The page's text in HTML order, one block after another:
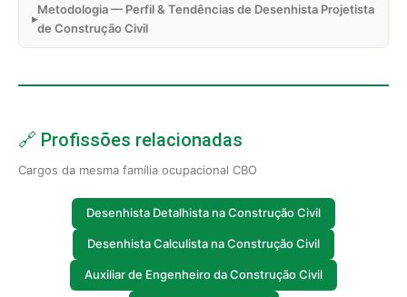
Metodologia — Perfil & Tendências de Desenhista Projetista
de Construção Civil
🔗 Profissões relacionadas
Cargos da mesma família ocupacional CBO
Desenhista Detalhista na Construção Civil
Desenhista Calculista na Construção Civil
Auxiliar de Engenheiro da Construção Civil